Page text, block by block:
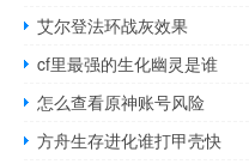
艾尔登法环战灰效果
cf里最强的生化幽灵是谁
怎么查看原神账号风险
方舟生存进化谁打甲壳快